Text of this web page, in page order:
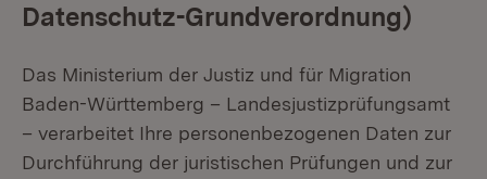
Datenschutz-Grundverordnung)
Das Ministerium der Justiz und für Migration
Baden-Württemberg – Landesjustizprüfungsamt
– verarbeitet Ihre personenbezogenen Daten zur
Durchführung der juristischen Prüfungen und zur